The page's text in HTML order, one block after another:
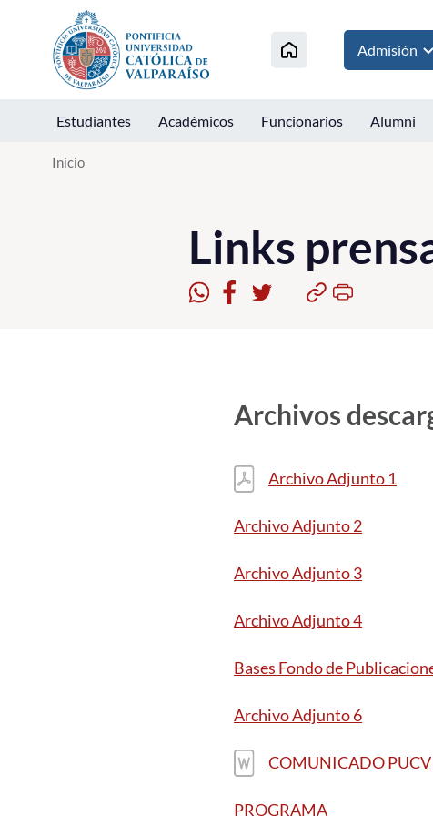
Click acá para ir directamente al contenido
Admisión
Estudiantes Académicos Funcionarios Alumni
Inicio
Links
Archivos
Archivo Adjunto 1
Archivo Adjunto 2
Archivo Adjunto 3
Archivo Adjunto 4
Bases Fondo de
Archivo Adjunto 6
COMUNICADO PUCV
PROGRAMA